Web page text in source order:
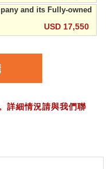
and its Fully-owned
USD 17,550
詳細情況請與我們聯